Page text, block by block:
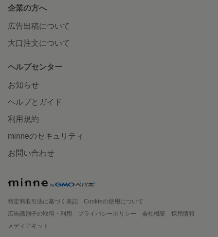
企業の方へ
広告出稿について
大口注文について
ヘルプセンター
お知らせ
ヘルプとガイド
利用規約
minneのセキュリティ
お問い合わせ
特定商取引法に基づく表記
Cookieの使用について
広告識別子の取得・利用
プライバシーポリシー 会社概要
採用情報
メディアキット